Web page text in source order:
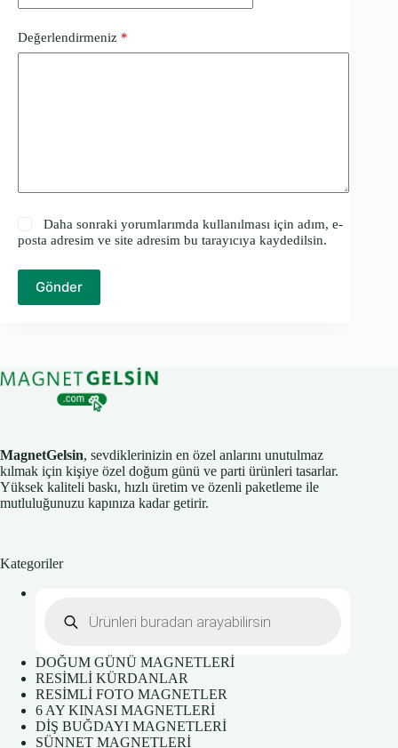
Değerlendirmeniz *
Daha sonraki yorumlarımda kullanılması için adım, e-
posta adresim ve site adresim bu tarayıcıya kaydedilsin.
Gönder
MagnetGelsin, sevdiklerinizin en özel anlarını unutulmaz
kılmak için kişiye özel doğum günü ve parti ürünleri tasarlar.
Yüksek kaliteli baskı, hızlı üretim ve özenli paketleme ile
mutluluğunuzu kapınıza kadar getirir.
Kategoriler
search
DOĞUM GÜNÜ MAGNETLERİ
RESİMLİ KÜRDANLAR
RESİMLİ FOTO MAGNETLER
6 AY KINASI MAGNETLERİ
DİŞ BUĞDAYI MAGNETLERİ
SÜNNET MAGNETLERİ